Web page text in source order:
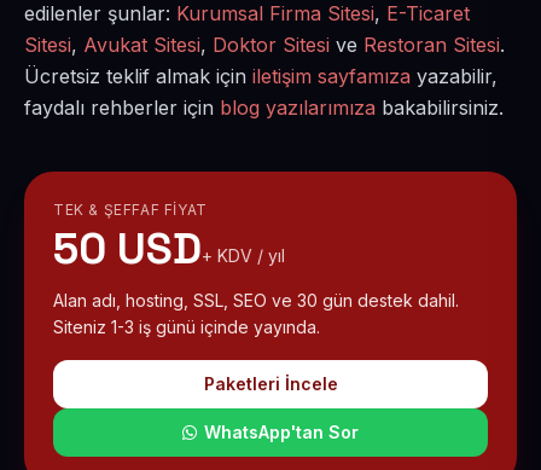
edilenler şunlar: Kurumsal Firma Sitesi, E-Ticaret
Sitesi, Avukat Sitesi, Doktor Sitesi ve Restoran Sitesi.
Ücretsiz teklif almak için iletişim sayfamıza yazabilir,
faydalı rehberler için blog yazılarımıza bakabilirsiniz.
TEK & ŞEFFAF FIYAT
50 USD+ KDV / yıl
Alan adı, hosting, SSL, SEO ve 30 gün destek dahil.
Siteniz 1-3 iş günü içinde yayında.
Paketleri İncele
WhatsApp'tan Sor